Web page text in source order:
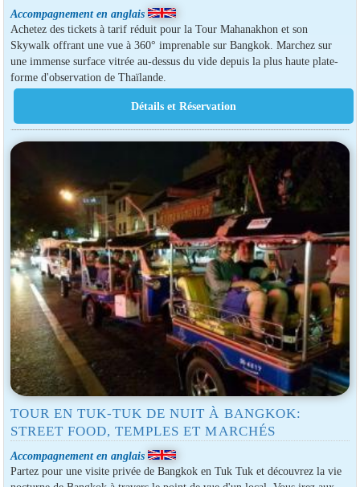
Accompagnement en anglais
Achetez des tickets à tarif réduit pour la Tour Mahanakhon et son
Skywalk offrant une vue à 360° imprenable sur Bangkok. Marchez sur
une immense surface vitrée au-dessus du vide depuis la plus haute plate-
forme d'observation de Thaïlande.
TOUR EN TUK-TUK DE NUIT À BANGKOK:
STREET FOOD, TEMPLES ET MARCHÉS
Accompagnement en anglais
Partez pour une visite privée de Bangkok en Tuk Tuk et découvrez la vie